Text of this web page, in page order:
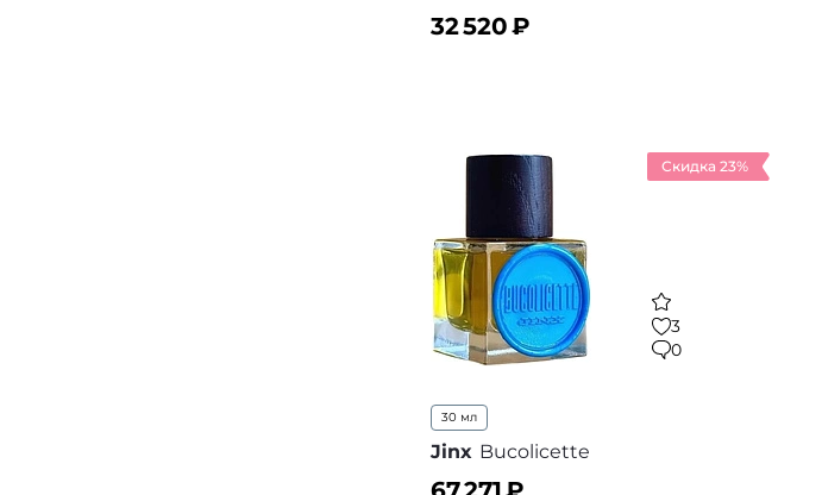
32 520₽
Скидка 23%
3
0
30 мл
Jinx Bucolicette